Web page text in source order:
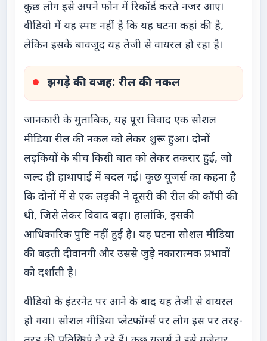
कुछ लोग इसे अपने फोन में रिकॉर्ड करते नजर आए।
वीडियो में यह स्पष्ट नहीं है कि यह घटना कहां की है,
लेकिन इसके बावजूद यह तेजी से वायरल हो रहा है।
झगड़े की वजह: रील की नकल
जानकारी के मुताबिक, यह पूरा विवाद एक सोशल
मीडिया रील की नकल को लेकर शुरू हुआ। दोनों
लड़कियों के बीच किसी बात को लेकर तकरार हुई, जो
जल्द ही हाथापाई में बदल गई। कुछ यूजर्स का कहना है
कि दोनों में से एक लड़की ने दूसरी की रील की कॉपी की
थी, जिसे लेकर विवाद बढ़ा। हालांकि, इसकी
आधिकारिक पुष्टि नहीं हुई है। यह घटना सोशल मीडिया
की बढ़ती दीवानगी और उससे जुड़े नकारात्मक प्रभावों
को दर्शाती है।
वीडियो के इंटरनेट पर आने के बाद यह तेजी से वायरल
हो गया। सोशल मीडिया प्लेटफॉर्म्स पर लोग इस पर तरह-